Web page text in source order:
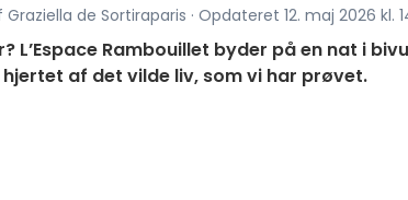
Graziella de Sortiraparis · Opdateret 12. maj 2026 kl.
Rambouillet byder på en nat i
af det vilde liv, som vi har prøvet.